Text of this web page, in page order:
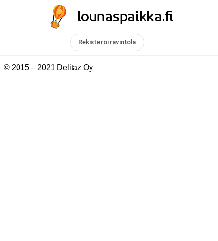
Rekisteröi ravintola
© 2015 – 2021 Delitaz Oy